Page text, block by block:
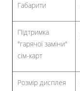
Габарити
Підтримка
"гарячої заміни"
сім-карт
Розмір дисплея